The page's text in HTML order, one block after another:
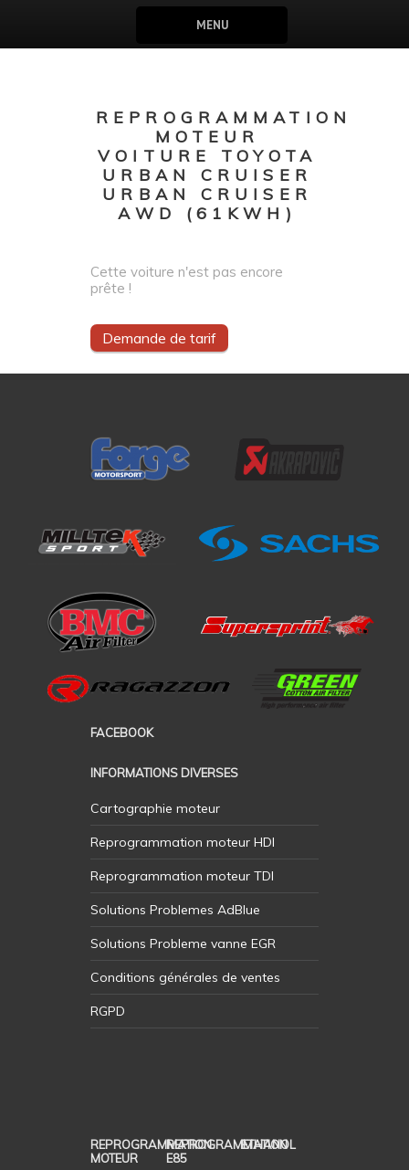
MENU
REPROGRAMMATION
MOTEUR
VOITURE TOYOTA
URBAN CRUISER
URBAN CRUISER
AWD (61KWH)
Cette voiture n'est pas encore
prête !
Demande de tarif
FACEBOOK
INFORMATIONS DIVERSES
Cartographie moteur
Reprogrammation moteur HDI
Reprogrammation moteur TDI
Solutions Problemes AdBlue
Solutions Probleme vanne EGR
Conditions générales de ventes
RGPD
REPROGRAMMATION
MOTEUR
REPROGRAMMATION
E85
ETHANOL